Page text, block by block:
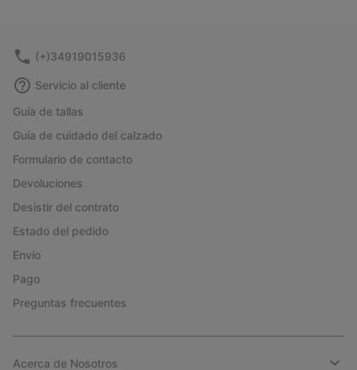
(+)34919015936
Servicio al cliente
Guía de tallas
Guía de cuidado del calzado
Formulario de contacto
Devoluciones
Desistir del contrato
Estado del pedido
Envío
Pago
Preguntas frecuentes
Acerca de Nosotros